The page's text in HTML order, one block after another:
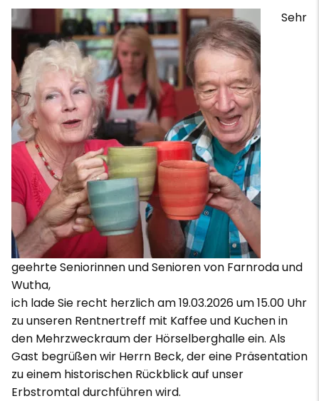
Sehr
geehrte Seniorinnen und Senioren von Farnroda und
Wutha,
ich lade Sie recht herzlich am 19.03.2026 um 15.00 Uhr
zu unseren Rentnertreff mit Kaffee und Kuchen in
den Mehrzweckraum der Hörselberghalle ein. Als
Gast begrüßen wir Herrn Beck, der eine Präsentation
zu einem historischen Rückblick auf unser
Erbstromtal durchführen wird.